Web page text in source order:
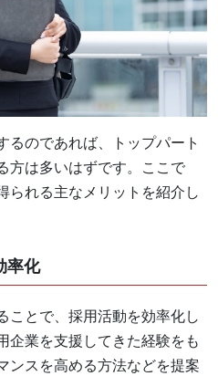
るのであれば、トップパート
方は多いはずです。ここで
られる主なメリットを紹介し
率化
ことで、採用活動を効率化し
企業を支援してきた経験をも
ンスを高める方法などを提案